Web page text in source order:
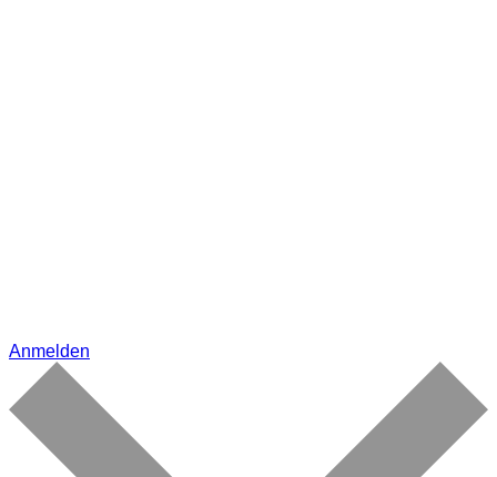
Anmelden